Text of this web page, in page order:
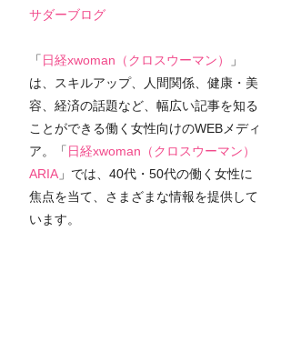
サダーブログ
「 日経xwoman（クロスウーマン）
」
は、スキルアップ、人間関係、健康・美
容、経済の話題など、幅広い記事を知る
ことができる働く女性向けのWEBメディ
ア。「 日経xwoman（クロスウーマン）
ARIA 」では、40代・50代の働く女性に
焦点を当て、さまざまな情報を提供して
います。